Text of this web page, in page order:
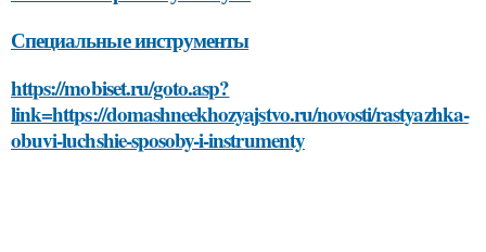
Специальные инструменты
https://mobiset.ru/goto.asp?
link=https://domashneekhozyajstvo.ru/novosti/rastyazhka-
obuvi-luchshie-sposoby-i-instrumenty